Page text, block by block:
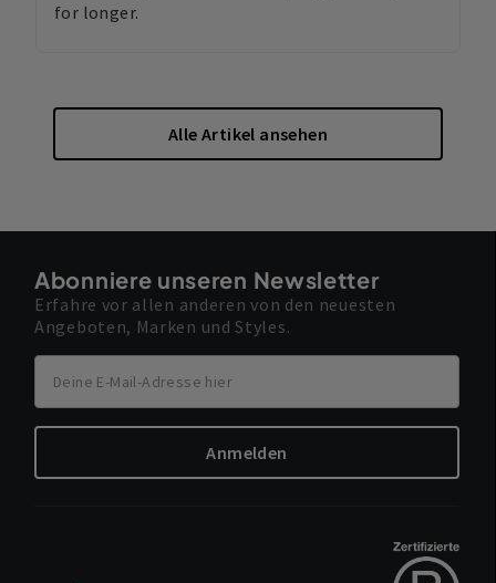
for longer.
Alle Artikel ansehen
Abonniere unseren Newsletter
Erfahre vor allen anderen von den neuesten
Angeboten, Marken und Styles.
Anmelden